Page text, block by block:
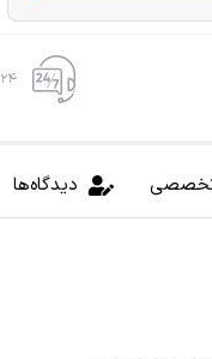
۲۴ساعته ، ۷روز هفته
تخصصی دیدگاه‌ها